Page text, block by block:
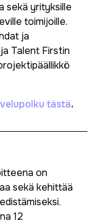
sekä yrityksille
toimijoille.
ja
Talent Firstin
tästä.
on
sekä kehittää
12